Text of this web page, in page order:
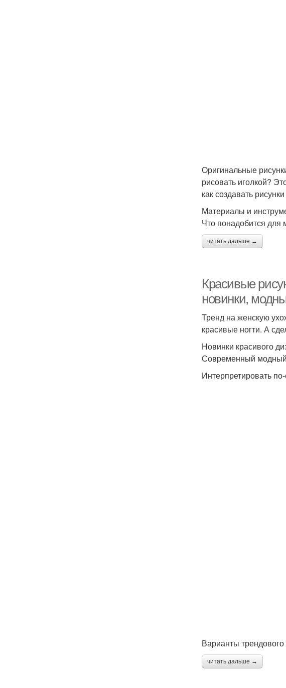
Оригинальные
рисовать иголкой?
как создавать
Материалы и
Что понадобится для
читать дальше →
Красивые
новинки,
Тренд на женскую
красивые ногти. А
Новинки красивого
Современный модный
Интерпретировать
Варианты
читать дальше →